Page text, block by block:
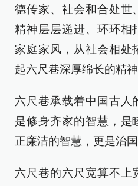
德传家、社会和合处世
精神层层递进、环环相
家庭家风，从社会相处
起六尺巷深厚绵长的精神
六尺巷承载着中国古人
是修身齐家的智慧，是
正廉洁的智慧，更是治国
六尺巷的六尺宽算不上